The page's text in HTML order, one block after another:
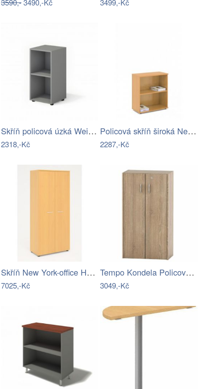
3590,-3490,-Kč 3499,-Kč
Skříň policová úzká Weils 0201-LZ
2318,-Kč
Policová skříň široká New York SC53-LZ
2287,-Kč
Skříň New York-office H1201-LZ
7025,-Kč
Tempo Kondela Policová skříň se zámkem…
3049,-Kč